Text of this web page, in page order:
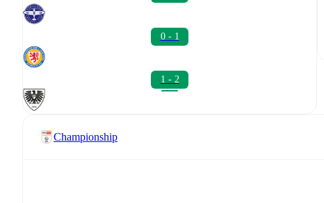
0 - 1
1 - 2
Championship